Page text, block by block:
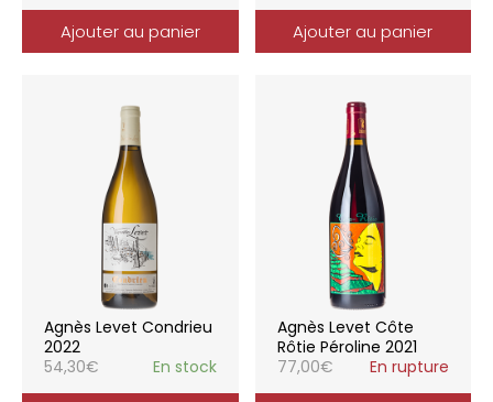
Ajouter au panier Ajouter au panier
Agnès Levet Condrieu
2022
54,30€ En stock
Agnès Levet Côte
Rôtie Péroline 2021
77,00€ En rupture